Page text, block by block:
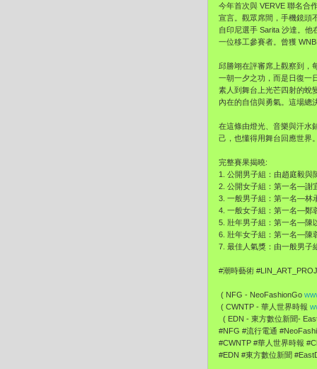
今年首次與 VERVE 聯名合
宣言。觀眾席間，手機鏡頭
自印尼選手 Sarita 沙達。
一位移工參賽者。曾獲
邱勝翊在評審席上觀察到
一朝一夕之功，而是日復一
素人到舞台上光芒四射的蛻
內在的自信與勇氣。這場總
在這條由燈光、音樂與汗水
己，也懂得用舞台回應世界
完整賽果揭曉:
1. 公開男子組：由趙庭毅
2. 公開女子組：第一名—謝
3. 一般男子組：第一名—林
4. 一般女子組：第一名—
5. 壯年男子組：第一名—陳
6. 壯年女子組：第一名—陳
7. 最佳人氣獎：由一般男子
#潮時藝術
( NFG - NeoFashionGo
( CWNTP - 華人世界時報
( EDN - 東方數位新聞-
#NFG #流行電通
#CWNTP #華人世界時報
#EDN #東方數位新聞